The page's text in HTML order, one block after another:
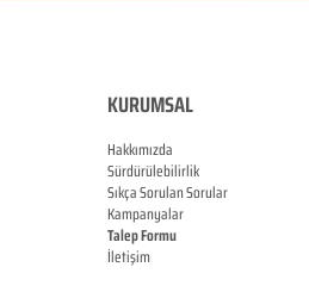
KURUMSAL
Hakkımızda
Sürdürülebilirlik
Sıkça Sorulan Sorular
Kampanyalar
Talep Formu
İletişim